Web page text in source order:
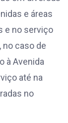
e áreas
e no serviço
no caso de
à Avenida
até na
no